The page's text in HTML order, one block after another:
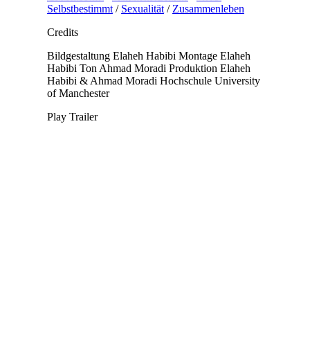
Selbstbestimmt/ Sexualität/ Zusammenleben
Credits
Bildgestaltung Elaheh Habibi Montage Elaheh
Habibi Ton Ahmad Moradi Produktion Elaheh
Habibi & Ahmad Moradi Hochschule University
of Manchester
Play Trailer